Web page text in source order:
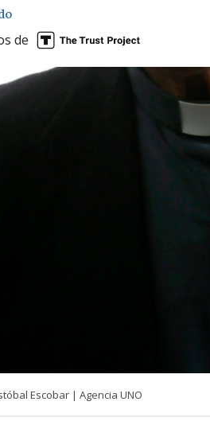
de
Escobar | Agencia UNO